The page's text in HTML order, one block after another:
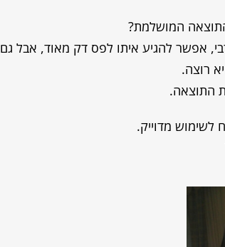
המושלמת?
אפשר להגיע איתו לפס דק מאוד, אבל גם
רוצה.
התוצאה.
לשימוש מדוייק.